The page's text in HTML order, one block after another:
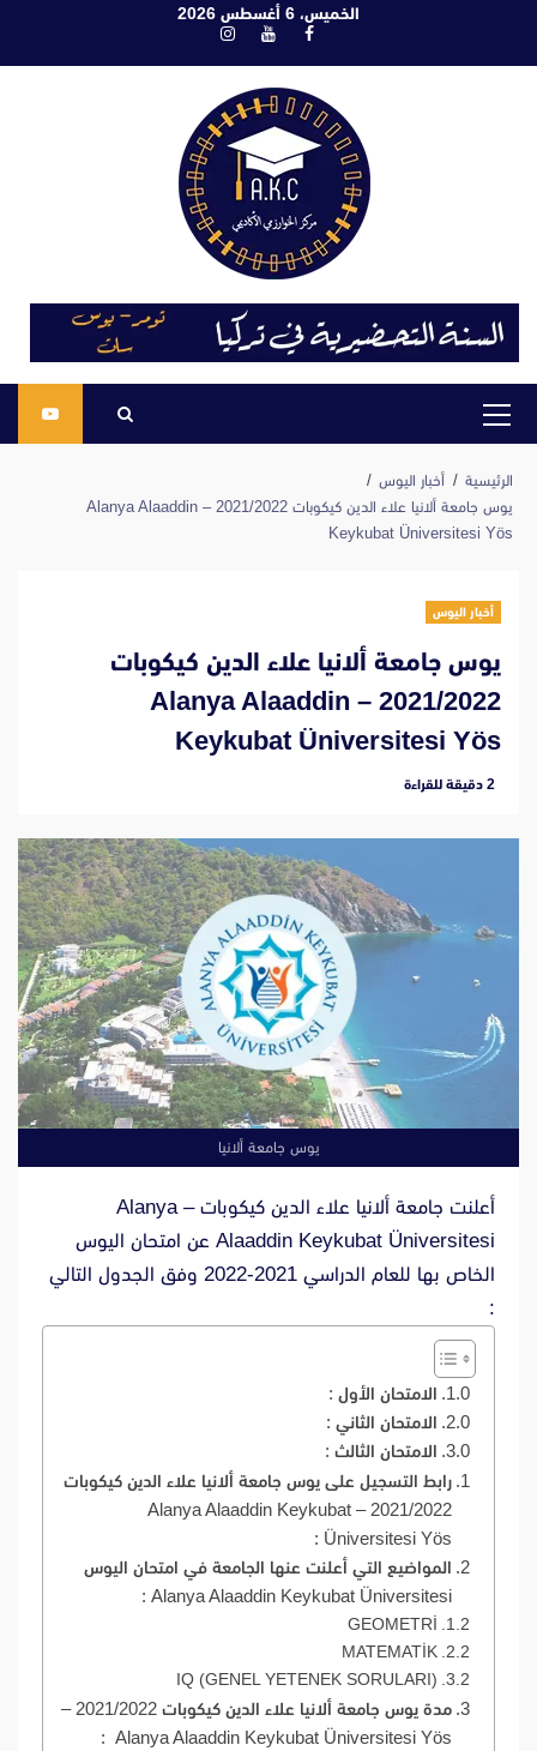
الخميس، 6 أغسطس 2026
فيسبوكيوتيوبانستغرام
القائمة
الرئيسية
أخبار اليوس
يوس جامعة ألانيا علاء الدين كيكوبات 2021/2022 – Alanya Alaaddin
Keykubat Üniversitesi Yös
أخبار اليوس
يوس جامعة ألانيا علاء الدين كيكوبات
2021/2022 – Alanya Alaaddin
Keykubat Üniversitesi Yös
‫2 دقيقة للقراءة
يوس جامعة ألانيا
أعلنت جامعة ألانيا علاء الدين كيكوبات – Alanya
Alaaddin Keykubat Üniversitesi عن امتحان اليوس
الخاص بها للعام الدراسي 2021-2022 وفق الجدول التالي
:
الامتحان الأول :
الامتحان الثاني :
الامتحان الثالث :
رابط التسجيل على يوس جامعة ألانيا علاء الدين كيكوبات
2021/2022 – Alanya Alaaddin Keykubat
Üniversitesi Yös :
المواضيع التي أعلنت عنها الجامعة في امتحان اليوس
Alanya Alaaddin Keykubat Üniversitesi :
GEOMETRİ
MATEMATİK
IQ (GENEL YETENEK SORULARI)
مدة يوس جامعة ألانيا علاء الدين كيكوبات 2021/2022 –
Alanya Alaaddin Keykubat Üniversitesi Yös :